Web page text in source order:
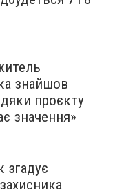
знайшов
проєкту
значення»
згадує